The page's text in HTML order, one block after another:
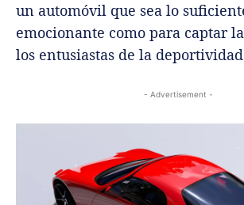
un automóvil que sea lo
emocionante como para captar
los entusiastas de la
- Advertisement -